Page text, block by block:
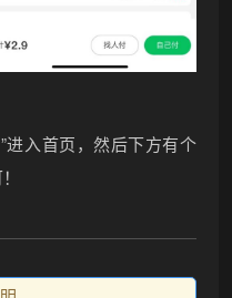
进入首页，然后下方有个